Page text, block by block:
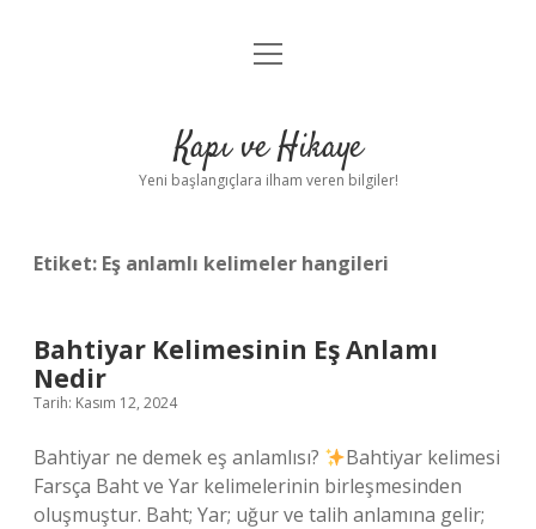
Anasayfa
Yasal Uyarı
menüyü
Kapı ve Hikaye
Yeni başlangıçlara ilham veren bilgiler!
Etiket: Eş anlamlı kelimeler hangileri
Bahtiyar Kelimesinin Eş Anlamı
Nedir
Tarih: Kasım 12, 2024
Bahtiyar ne demek eş anlamlısı?
Bahtiyar kelimesi
Farsça Baht ve Yar kelimelerinin birleşmesinden
oluşmuştur. Baht; Yar; uğur ve talih anlamına gelir;